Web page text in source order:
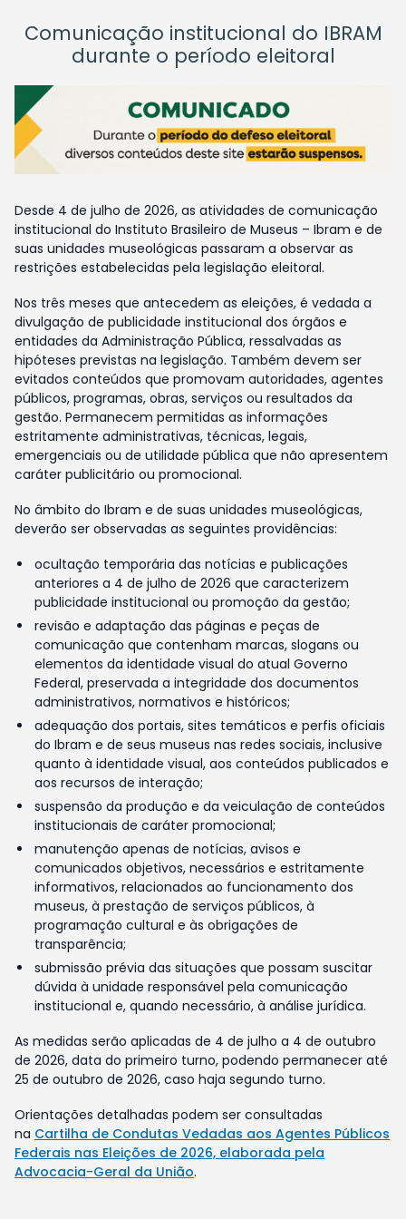
Comunicação institucional do IBRAM
durante o período eleitoral
Desde 4 de julho de 2026, as atividades de comunicação
institucional do Instituto Brasileiro de Museus – Ibram e de
suas unidades museológicas passaram a observar as
restrições estabelecidas pela legislação eleitoral.
Nos três meses que antecedem as eleições, é vedada a
divulgação de publicidade institucional dos órgãos e
entidades da Administração Pública, ressalvadas as
hipóteses previstas na legislação. Também devem ser
evitados conteúdos que promovam autoridades, agentes
públicos, programas, obras, serviços ou resultados da
gestão. Permanecem permitidas as informações
estritamente administrativas, técnicas, legais,
emergenciais ou de utilidade pública que não apresentem
caráter publicitário ou promocional.
No âmbito do Ibram e de suas unidades museológicas,
deverão ser observadas as seguintes providências:
ocultação temporária das notícias e publicações
anteriores a 4 de julho de 2026 que caracterizem
publicidade institucional ou promoção da gestão;
revisão e adaptação das páginas e peças de
comunicação que contenham marcas, slogans ou
elementos da identidade visual do atual Governo
Federal, preservada a integridade dos documentos
administrativos, normativos e históricos;
adequação dos portais, sites temáticos e perfis oficiais
do Ibram e de seus museus nas redes sociais, inclusive
quanto à identidade visual, aos conteúdos publicados e
aos recursos de interação;
suspensão da produção e da veiculação de conteúdos
institucionais de caráter promocional;
manutenção apenas de notícias, avisos e
comunicados objetivos, necessários e estritamente
informativos, relacionados ao funcionamento dos
museus, à prestação de serviços públicos, à
programação cultural e às obrigações de
transparência;
submissão prévia das situações que possam suscitar
dúvida à unidade responsável pela comunicação
institucional e, quando necessário, à análise jurídica.
As medidas serão aplicadas de 4 de julho a 4 de outubro
de 2026, data do primeiro turno, podendo permanecer até
25 de outubro de 2026, caso haja segundo turno.
Orientações detalhadas podem ser consultadas
na Cartilha de Condutas Vedadas aos Agentes Públicos
Federais nas Eleições de 2026, elaborada pela
Advocacia-Geral da União.